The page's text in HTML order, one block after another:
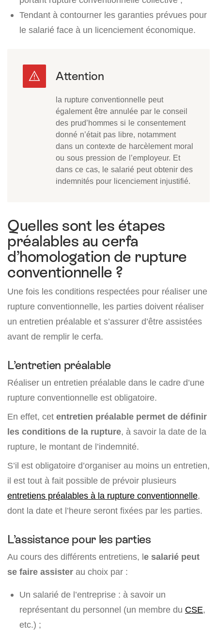
Tendant à contourner les garanties prévues pour
le salarié face à un licenciement économique.
la rupture conventionnelle peut
également être annulée par le conseil
des prud’hommes si le consentement
donné n’était pas libre, notamment
dans un contexte de harcèlement moral
ou sous pression de l’employeur. Et
dans ce cas, le salarié peut obtenir des
indemnités pour licenciement injustifié.
Quelles sont les étapes
préalables au cerfa
d’homologation de rupture
conventionnelle ?
Une fois les conditions respectées pour réaliser une
rupture conventionnelle, les parties doivent réaliser
un entretien préalable et s’assurer d’être assistées
avant de remplir le cerfa.
L’entretien préalable
Réaliser un entretien préalable dans le cadre d’une
rupture conventionnelle est obligatoire.
En effet, cet entretien préalable permet de définir
les conditions de la rupture, à savoir la date de la
rupture, le montant de l’indemnité.
S’il est obligatoire d’organiser au moins un entretien,
il est tout à fait possible de prévoir plusieurs
entretiens préalables à la rupture conventionnelle,
dont la date et l’heure seront fixées par les parties.
L’assistance pour les parties
Au cours des différents entretiens, le salarié peut
se faire assister au choix par :
Un salarié de l’entreprise : à savoir un
représentant du personnel (un membre du CSE,
etc.) ;